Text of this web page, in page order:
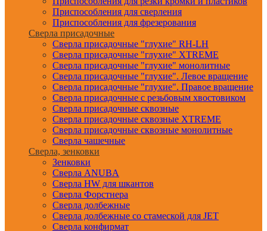
Приспособления для сверления
Приспособления для фрезерования
Сверла присадочные
Сверла присадочные "глухие" RH-LH
Сверла присадочные "глухие" XTREME
Сверла присадочные "глухие" монолитные
Сверла присадочные "глухие". Левое вращение
Сверла присадочные "глухие". Правое вращение
Сверла присадочные с резьбовым хвостовиком
Сверла присадочные сквозные
Сверла присадочные сквозные XTREME
Сверла присадочные сквозные монолитные
Сверла чашечные
Сверла, зенковки
Зенковки
Сверла ANUBA
Сверла HW для шкантов
Сверла Форстнера
Сверла долбежные
Сверла долбежные со стамеской для JET
Сверла конфирмат